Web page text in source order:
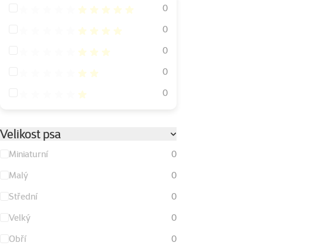
Hodnocení 100%
0
Hodnocení 80%
0
Hodnocení 60%
0
Hodnocení 40%
0
Hodnocení 20%
0
Velikost psa
Miniaturní
0
Malý
0
Střední
0
Velký
0
Obří
0